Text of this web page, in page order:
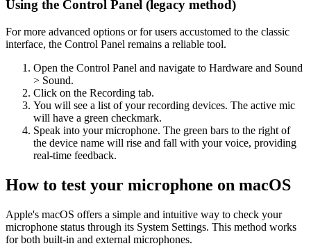
Using the Control Panel (legacy method)
For more advanced options or for users accustomed to the classic
interface, the Control Panel remains a reliable tool.
Open the Control Panel and navigate to Hardware and Sound
> Sound.
Click on the Recording tab.
You will see a list of your recording devices. The active mic
will have a green checkmark.
Speak into your microphone. The green bars to the right of
the device name will rise and fall with your voice, providing
real-time feedback.
How to test your microphone on macOS
Apple's macOS offers a simple and intuitive way to check your
microphone status through its System Settings. This method works
for both built-in and external microphones.